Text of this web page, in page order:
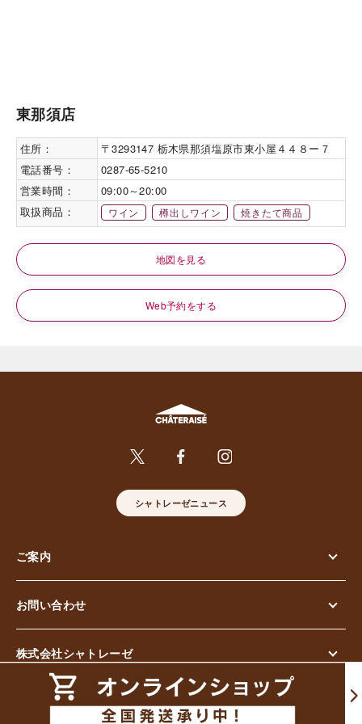
東那須店
住所：
〒3293147 栃木県那須塩原市東小屋４４８ー７
電話番号：
0287-65-5210
営業時間：
09:00～20:00
取扱商品：
ワイン 樽出しワイン 焼きたて商品
地図を見る
Web予約をする
シャトレーゼニュース
ご案内
お問い合わせ
株式会社シャトレーゼ
© Chateraise Co.,Ltd. All Rights Reserved.